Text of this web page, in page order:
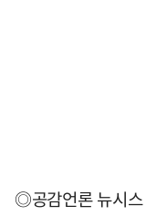
◎공감언론 뉴시스